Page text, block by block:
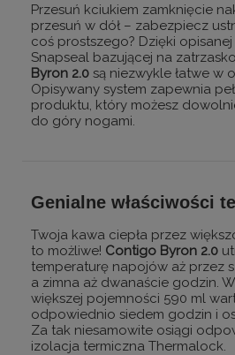
Przesuń kciukiem zamknięcie
przesuń w dół – zabezpiecz
coś prostszego? Dzięki
Snapseal bazującej na
Byron 2.0 są niezwykle łatwe w
Opisywany system zapewnia
produktu, który możesz
do góry nogami.
Genialne właściwości
Twoja kawa ciepła przez
to możliwe! Contigo Byron 2.0
temperaturę napojów aż przez
a zimna aż dwanaście godzin.
większej pojemności 590 ml
odpowiednio siedem godzin i
Za tak niesamowite osiągi
izolacja termiczna Thermalock.